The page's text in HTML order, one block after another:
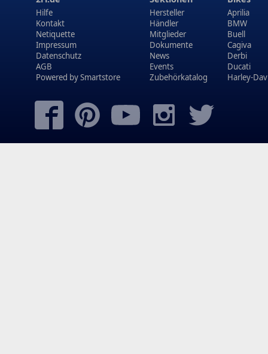
Hilfe
Kontakt
Netiquette
Impressum
Datenschutz
AGB
Powered bySmartstore
Hersteller
Händler
Mitglieder
Dokumente
News
Events
Zubehörkatalog
Aprilia
BMW
Buell
Cagiva
Derbi
Ducati
Harley-